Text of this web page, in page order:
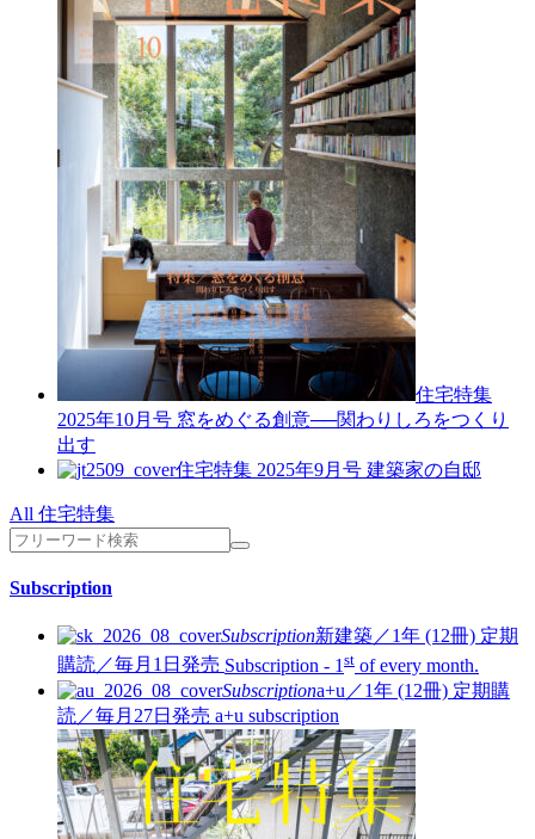
住宅特集
2025年10月号 窓をめぐる創意──関わりしろをつくり
出す
住宅特集 2025年9月号 建築家の自邸
All 住宅特集
Subscription
Subscription新建築／1年 (12冊) 定期
購読／毎月1日発売 Subscription - 1 st of every month.
Subscriptiona+u／1年 (12冊) 定期購
読／毎月27日発売 a+u subscription